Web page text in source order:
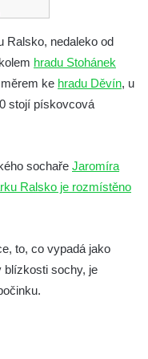
Ralsko, nedaleko od
hradu Stohánek
ke hradu Děvín, u
stojí pískovcová
sochaře Jaromíra
Ralsko je rozmístěno
to, co vypadá jako
blízkosti sochy, je